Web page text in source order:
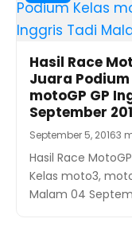
Hasil Race
Juara
motoGP GP
September
September 5, 20163
Hasil Race
Kelas moto3,
Malam 04